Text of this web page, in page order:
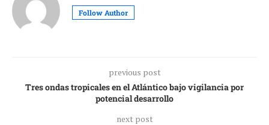
Follow Author
previous post
Tres ondas tropicales en el Atlántico bajo vigilancia por
potencial desarrollo
next post